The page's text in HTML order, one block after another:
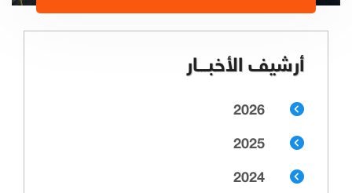
أرشيف الأخبـــار
2026
2025
2024